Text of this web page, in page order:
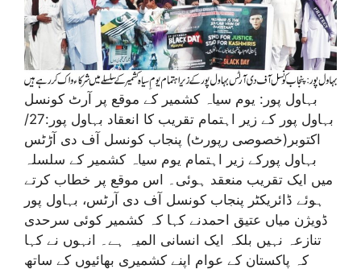
بہاول پور: یوم سیاہ کشمیر کے موقع پر آرٹ کونسل
بہاول پور کے زیر اہتمام تقریب کا انعقاد بہاول پور:27/
اکتوبر(خصوصی رپورٹ) پنجاب کونسل آف دی آڑٹس
بہاول پورکے زیر اہتمام یوم سیاہ کشمیر کے سلسلہ
میں ایک تقریب منعقد ہوئی۔ اس موقع پر خطاب کرتے
ہوئے ڈائریکٹر پنجاب کونسل آف دی آرٹس، بہاول پور
ڈویژن میاں عتیق احمدنے کہا کہ کشمیر کوئی سرحدی
تنازعہ نہیں بلکہ ایک انسانی المیہ ہے۔ انہوں نے کہا
کہ پاکستان کے عوام اپنے کشمیری بھائیوں کے ساتھ